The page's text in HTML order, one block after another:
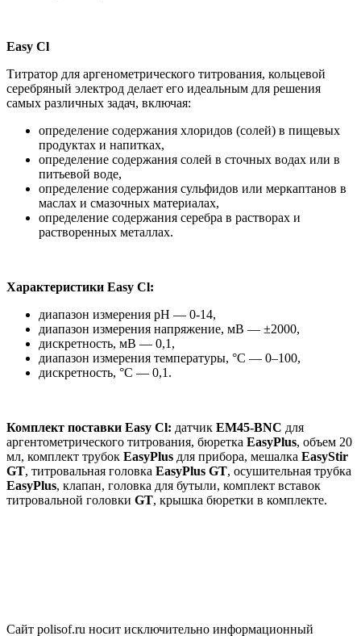
Easy Cl
Титратор для аргенометрического титрования, кольцевой
серебряный электрод делает его идеальным для решения
самых различных задач, включая:
определение содержания хлоридов (солей) в пищевых
продуктах и напитках,
определение содержания солей в сточных водах или в
питьевой воде,
определение содержания сульфидов или меркаптанов в
маслах и смазочных материалах,
определение содержания серебра в растворах и
растворенных металлах.
Характеристики Easy Cl:
диапазон измерения pH — 0-14,
диапазон измерения напряжение, мВ — ±2000,
дискретность, мВ — 0,1,
диапазон измерения температуры, °C — 0–100,
дискретность, °C — 0,1.
Комплект поставки Easy Cl: датчик EM45-BNC для
аргентометрического титрования, бюретка EasyPlus, объем 20
мл, комплект трубок EasyPlus для прибора, мешалка EasyStir
GT, титровальная головка EasyPlus GT, осушительная трубка
EasyPlus, клапан, головка для бутыли, комплект вставок
титровальной головки GT, крышка бюретки в комплекте.
Сайт polisof.ru носит исключительно информационный